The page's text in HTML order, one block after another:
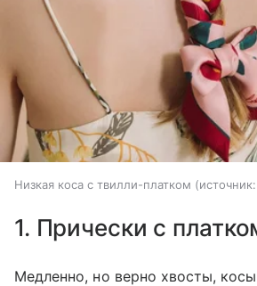
Низкая коса с твилли-платком источник:
1. Прически с
Медленно, но верно хвосты,